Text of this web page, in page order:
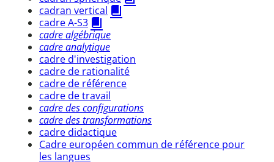
cadran vertical
cadre A-S3
cadre algébrique
cadre analytique
cadre d'investigation
cadre de rationalité
cadre de référence
cadre de travail
cadre des configurations
cadre des transformations
cadre didactique
Cadre européen commun de référence pour
les langues